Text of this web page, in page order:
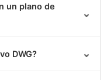
un plano de
⌄
DWG? ⌄